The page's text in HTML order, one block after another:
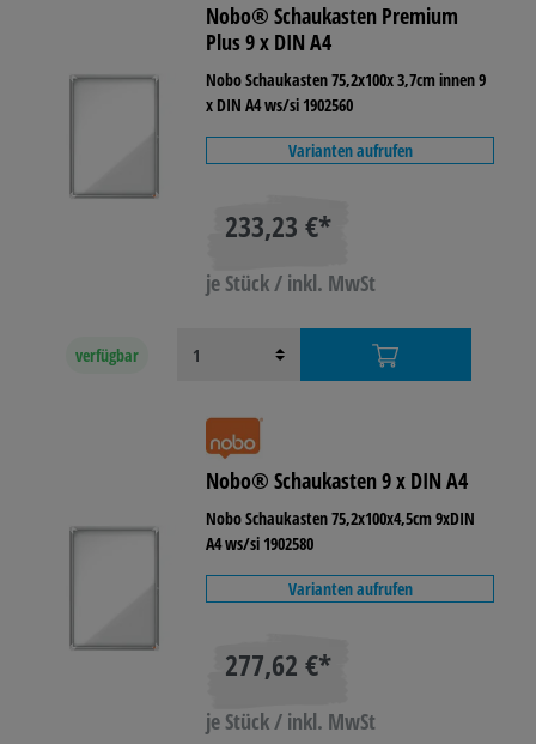
Nobo® Schaukasten Premium
Plus 9 x DIN A4
Nobo Schaukasten 75,2x100x 3,7cm innen 9
x DIN A4 ws/si 1902560
Varianten aufrufen
233,23 €*
je Stück / inkl. MwSt
verfügbar
Nobo® Schaukasten 9 x DIN A4
Nobo Schaukasten 75,2x100x4,5cm 9xDIN
A4 ws/si 1902580
Varianten aufrufen
277,62 €*
je Stück / inkl. MwSt